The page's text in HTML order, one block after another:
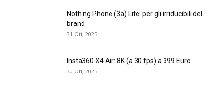
Nothing Phone (3a) Lite: per gli irriducibili del
brand
31 Ott, 2025
Insta360 X4 Air: 8K (a 30 fps) a 399 Euro
30 Ott, 2025